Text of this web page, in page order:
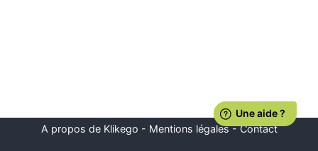
A propos de Klikego - Mentions légales-Contact